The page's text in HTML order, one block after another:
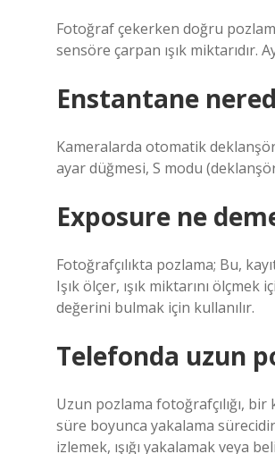
Fotoğraf çekerken doğru
sensöre çarpan ışık miktarıdır.
Enstantane
Kameralarda otomatik
ayar düğmesi, S modu
Exposure ne
Fotoğrafçılıkta pozlama; Bu,
Işık ölçer, ışık miktarını
değerini bulmak için kullanılır.
Telefonda uzun
Uzun pozlama fotoğrafçılığı,
süre boyunca yakalama
izlemek, ışığı yakalamak veya